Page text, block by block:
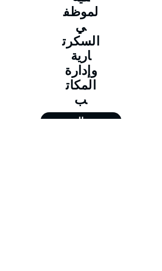
لموظف
ي
السكرت
ارية
وإدارة
المكات
ب
حجز الدورة